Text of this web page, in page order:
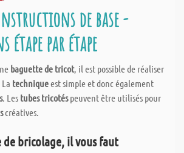
de base -
par étape
baguette de tricot, il est possible de réaliser
techniqueest simple et donc également
. Les tubes tricotéspeuvent être utilisés pour
créatives.
de bricolage, il vous faut